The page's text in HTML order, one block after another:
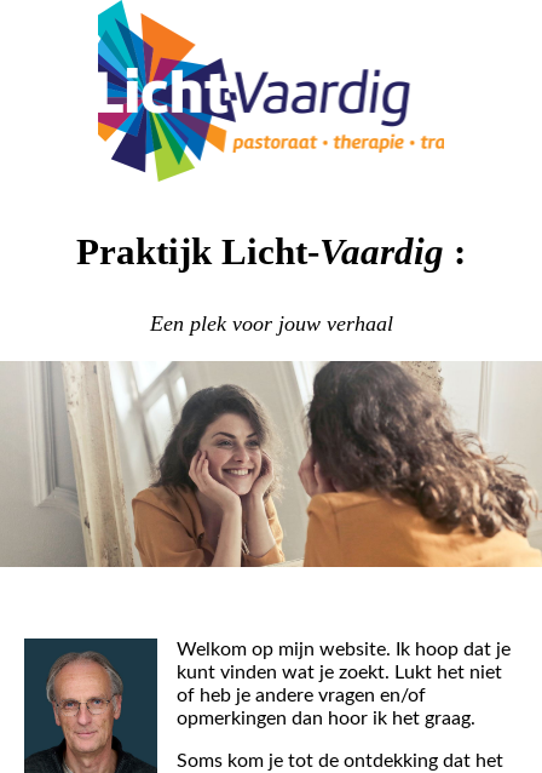
Praktijk Licht-Vaardig :
Een plek voor jouw verhaal
Welkom op mijn website. Ik hoop dat je
kunt vinden wat je zoekt. Lukt het niet
of heb je andere vragen en/of
opmerkingen dan hoor ik het graag.
Soms kom je tot de ontdekking dat het